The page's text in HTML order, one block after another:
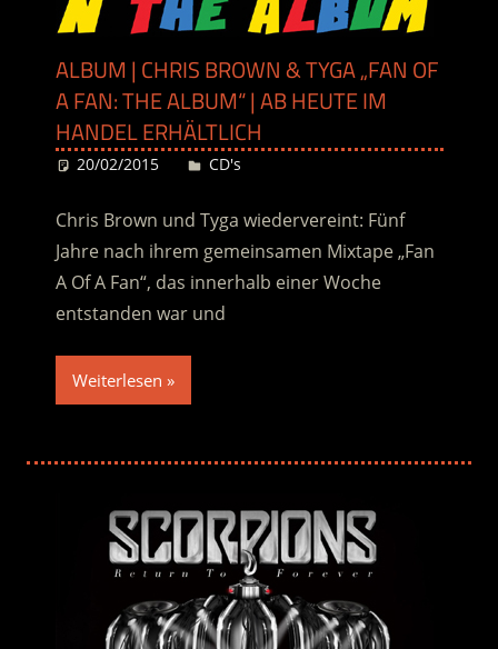
ALBUM | CHRIS BROWN & TYGA „FAN OF
A FAN: THE ALBUM“ | AB HEUTE IM
HANDEL ERHÄLTLICH
20/02/2015 Desiree
CD's
Chris Brown und Tyga wiedervereint: Fünf
Jahre nach ihrem gemeinsamen Mixtape „Fan
A Of A Fan“, das innerhalb einer Woche
entstanden war und
Weiterlesen